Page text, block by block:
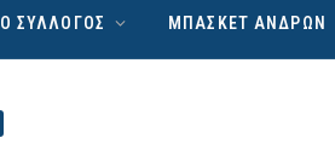
Ο ΣΥΛΛΟΓΟΣ ΜΠΑΣΚΕΤ ΑΝΔΡΩΝ